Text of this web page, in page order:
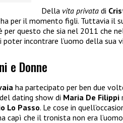
Della vita privata di
per il momento figli. Tuttavia il
per questo che sia nel 2011 che
poter incontrare l’uomo della sua
e Donne
ha partecipato per ben due
dating show di Maria De Filippi
Lo Passo. Le cose in
capì che il tronista non era